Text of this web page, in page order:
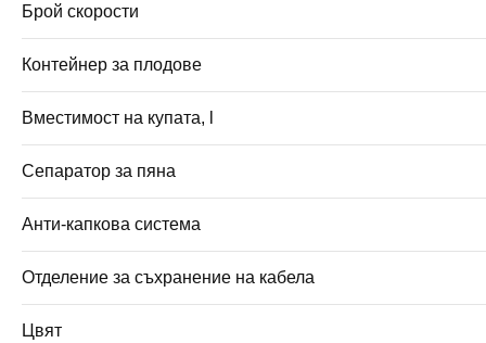
Брой скорости
Контейнер за плодове
Вместимост на купата, l
Сепаратор за пяна
Анти-капкова система
Отделение за съхранение на кабела
Цвят